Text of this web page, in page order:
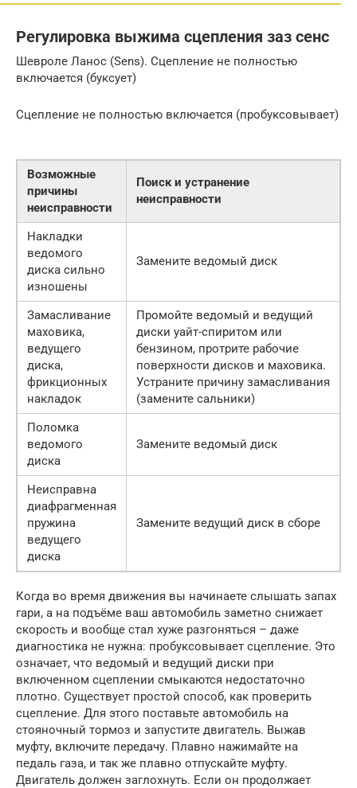
Регулировка выжима сцепления заз сенс
Шевроле Ланос (Sens). Сцепление не полностью
включается (буксует)
Сцепление не полностью включается (пробуксовывает)
Возможные
причины
неисправности
Поиск и устранение
неисправности
Накладки
ведомого
диска сильно
изношены
Замените ведомый диск
Замасливание
маховика,
ведущего
диска,
фрикционных
накладок
Промойте ведомый и ведущий
диски уайт-спиритом или
бензином, протрите рабочие
поверхности дисков и маховика.
Устраните причину замасливания
(замените сальники)
Поломка
ведомого
диска
Замените ведомый диск
Неисправна
диафрагменная
пружина
ведущего
диска
Замените ведущий диск в сборе
Когда во время движения вы начинаете слышать запах
гари, а на подъёме ваш автомобиль заметно снижает
скорость и вообще стал хуже разгоняться – даже
диагностика не нужна: пробуксовывает сцепление. Это
означает, что ведомый и ведущий диски при
включенном сцеплении смыкаются недостаточно
плотно. Существует простой способ, как проверить
сцепление. Для этого поставьте автомобиль на
стояночный тормоз и запустите двигатель. Выжав
муфту, включите передачу. Плавно нажимайте на
педаль газа, и так же плавно отпускайте муфту.
Двигатель должен заглохнуть. Если он продолжает